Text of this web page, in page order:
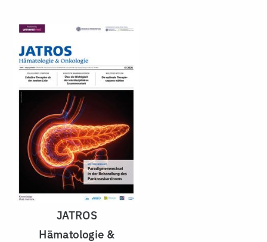
JATROS
Hämatologie &